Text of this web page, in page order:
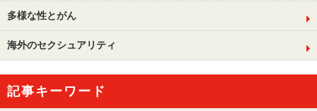
多様な性とがん
海外のセクシュアリティ
記事キーワード